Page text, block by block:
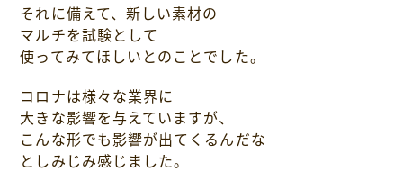
それに備えて、新しい素材の
マルチを試験として
使ってみてほしいとのことでした。
コロナは様々な業界に
大きな影響を与えていますが、
こんな形でも影響が出てくるんだな
としみじみ感じました。